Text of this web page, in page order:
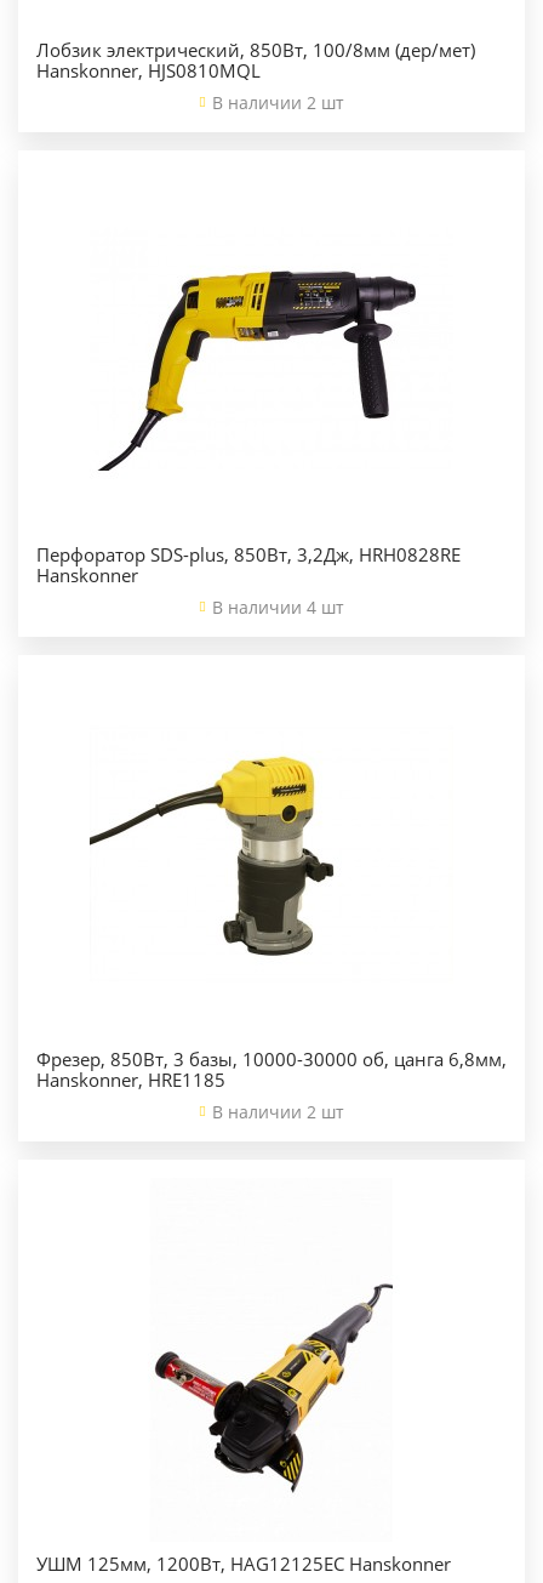
Лобзик электрический, 850Вт, 100/8мм (дер/мет)
Hanskonner, HJS0810MQL
В наличии 2 шт
Перфоратор SDS-plus, 850Вт, 3,2Дж, HRH0828RE
Hanskonner
В наличии 4 шт
Фрезер, 850Вт, 3 базы, 10000-30000 об, цанга 6,8мм,
Hanskonner, HRE1185
В наличии 2 шт
УШМ 125мм, 1200Вт, HAG12125EC Hanskonner